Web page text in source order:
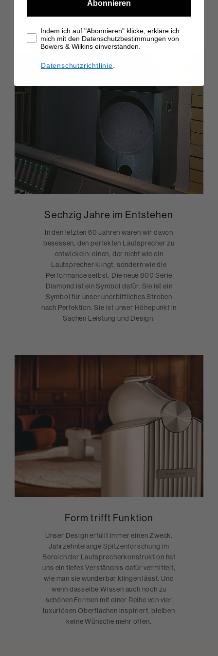
Sechzig Jahre im Entstehen
In den letzten 60 Jahren waren wir davon
besessen, den perfekten Lautsprecher zu
entwickeln: einen, der nicht wie ein
Lautsprecher klingt, sondern wie die
Performance selbst. Die neue 800 Serie
Diamond ist ein Symbol dafür. Sie ist ein
Symbol für unser unerbittliches Streben
nach Perfektion. Sie ist unser Höhepunkt in
Sachen Leistung und Design.
Form trifft Funktion
Unser Design erfüllt immer einen Zweck.
Jahrzehntelange Spitzenforschung im
Bereich der Lautsprecherkonstruktion hat
uns ein tiefes Verständnis dafür vermittelt,
wie man sie wunderbar klingen lässt. Und
wenn dasselbe Wissen auch noch zu
schönen Formen mit einer Reihe von vier
luxuriösen Oberflächen inspiriert, bleiben
keine Wünsche mehr offen.
Abonnieren
Indem ich auf "Abonnieren" klicke, erkläre ich
mich mit den Datenschutzbestimmungen von
Bowers & Wilkins einverstanden.
Datenschutzrichtlinie.